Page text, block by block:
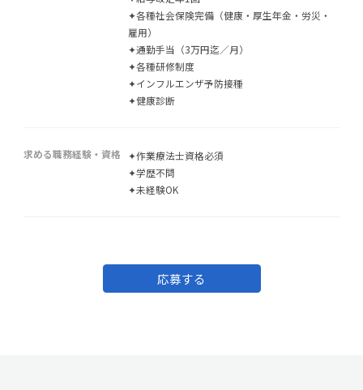
✦各種社会保険完備（健康・厚生年金・労災・
雇用）
✦通勤手当（3万円迄／月）
✦各種研修制度
✦インフルエンザ予防接種
✦健康診断
求める職務経験・資格
✦作業療法士資格必須
✦学歴不問
✦未経験OK
応募する